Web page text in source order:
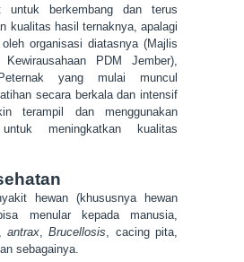
untuk berkembang dan terus
kualitas hasil ternaknya, apalagi
organisasi diatasnya (Majlis
PDM Jember),
yang mulai muncul
secara berkala dan intensif
terampil dan menggunakan
meningkatkan kualitas
hewan (khususnya hewan
menular kepada manusia,
antrax,Brucellosis, cacing pita,
sebagainya.